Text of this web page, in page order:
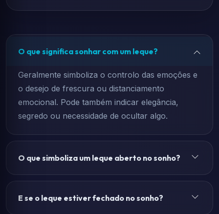
O que significa sonhar com um leque?
Geralmente simboliza o controlo das emoções e
o desejo de frescura ou distanciamento
emocional. Pode também indicar elegância,
segredo ou necessidade de ocultar algo.
O que simboliza um leque aberto no sonho?
E se o leque estiver fechado no sonho?